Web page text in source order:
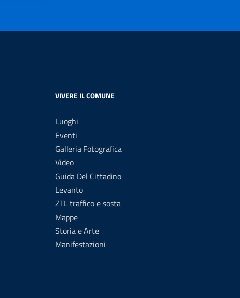
VIVERE IL COMUNE
Luoghi
Eventi
Galleria Fotografica
Video
Guida Del Cittadino
Levanto
ZTL traffico e sosta
Mappe
Storia e Arte
Manifestazioni